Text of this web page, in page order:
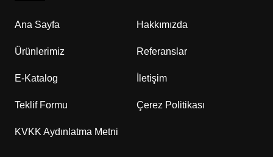
Ana Sayfa Hakkımızda
Ürünlerimiz Referanslar
E-Katalog İletişim
Teklif Formu Çerez Politikası
KVKK Aydınlatma Metni